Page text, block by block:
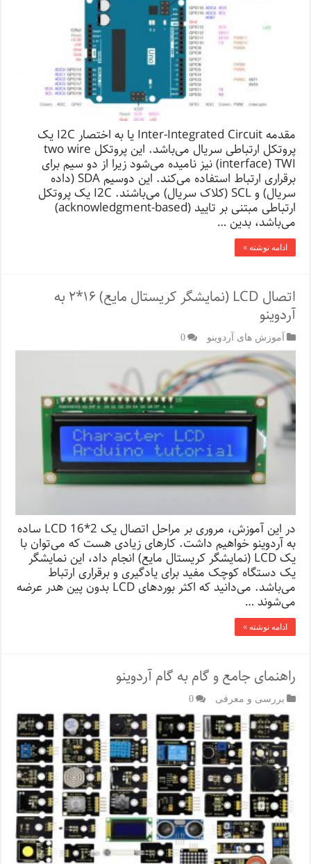
مقدمه Inter-Integrated Circuit یا به اختصار I2C یک
پروتکل ارتباطی سریال می‌باشد. این پروتکل two wire
interface) TWI) نیز نامیده می‌شود زیرا از دو سیم برای
برقراری ارتباط استفاده می‌کند. این دوسیم SDA (داده
سریال) و SCL (کلاک سریال) می‌باشند. I2C یک پروتکل
ارتباطی مبتنی بر تایید (acknowledgment-based)
می‌باشد، بدین …
ادامه نوشته »
اتصال LCD (نمایشگر کریستال مایع) ۱۶*۲ به
آردوینو
آموزش های آردوینو 0
در این آموزش، مروری بر مراحل اتصال یک LCD 16*2 ساده
به آردوینو خواهیم داشت. کارهای زیادی هست که می‌توان با
یک LCD (نمایشگر کریستال مایع) انجام داد، این نمایشگر
یک دستگاه کوچک مفید برای یادگیری و برقراری ارتباط
می‌باشد. می‌دانید که اکثر بوردهای LCD بدون پین هدر عرضه
می‌شوند …
ادامه نوشته »
راهنمای جامع و گام به گام آردوینو
بررسی و معرفی 0